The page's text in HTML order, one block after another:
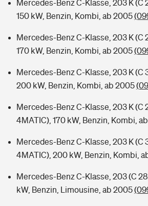
Mercedes-Benz C-Klasse, 203 K (C
150 kW, Benzin, Kombi, ab 2005
Mercedes-Benz C-Klasse, 203 K (C
170 kW, Benzin, Kombi, ab 2005
Mercedes-Benz C-Klasse, 203 K (C
200 kW, Benzin, Kombi, ab 2005
Mercedes-Benz C-Klasse, 203 K (C
4MATIC), 170 kW, Benzin, Kombi,
Mercedes-Benz C-Klasse, 203 K (C
4MATIC), 200 kW, Benzin, Kombi,
Mercedes-Benz C-Klasse, 203 (C
kW, Benzin, Limousine, ab 2005